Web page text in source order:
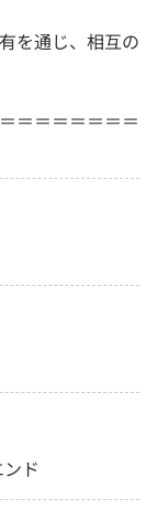
を通じ、相互の
＝＝＝＝＝＝＝
ド